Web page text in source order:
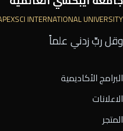
INTERNATIONAL UNIVERSITY
وقل ربِّ زدني علماً
البرامج الأكاديمية
الاعلانات
المتجر